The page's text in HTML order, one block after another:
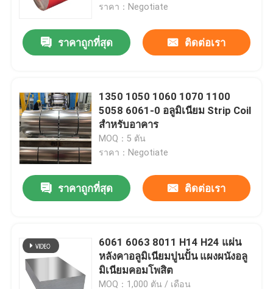
วิดีโอ
เกี่ยวกับเรา
ควบคุมคุณภาพ
ขออ้าง
Mill Finish อลูมิเนียมคอยล์
คอยล์อลูมิเนียมเคลือบสี
ม้วนอลูมิเนียมรีดเย็น
ราคา：Negotiate
ราคาถูกที่สุด ติดต่อเรา
1350 1050 1060 1070 1100
5058 6061-0 อลูมิเนียม Strip Coil
สำหรับอาคาร
MOQ：5 ตัน
ราคา：Negotiate
ราคาถูกที่สุด ติดต่อเรา
6061 6063 8011 H14 H24 แผ่น
หลังคาอลูมิเนียมปูนปั้น แผงผนังอลู
มิเนียมคอมโพสิต
MOQ：1,000 ตัน / เดือน